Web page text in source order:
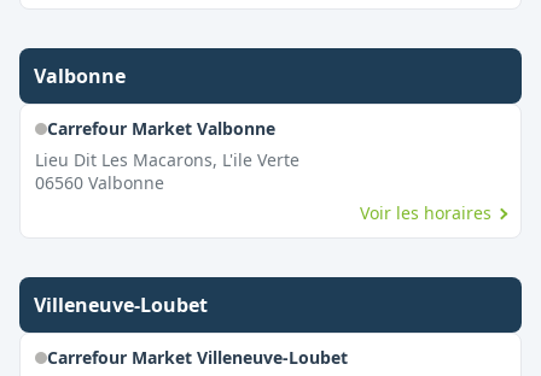
Valbonne
Carrefour Market Valbonne
Lieu Dit Les Macarons, L'ile Verte
06560 Valbonne
Voir les horaires
Villeneuve-Loubet
Carrefour Market Villeneuve-Loubet